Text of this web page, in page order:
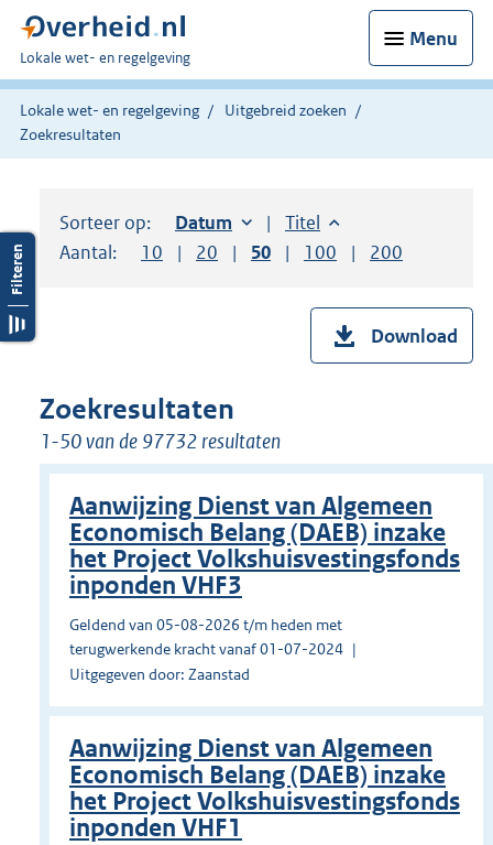
Menu
U
bent
hier:
Lokale wet- en regelgeving
Lokale wet- en regelgeving
Uitgebreid zoeken
Zoekresultaten
Sorteer op: Sorteer op:
Datum oplopendSorteer op:
Titel oplopend
Aantal:
Toon
10 resultaten per pagina
Toon
20 resultaten per pagina
Toon
50 resultaten per pagina
Toon
100 resultaten per
Toon
200
Download
Zoekresultaten
1-50 van de 97732 resultaten
Aanwijzing Dienst van Algemeen
Economisch Belang (DAEB) inzake
het Project Volkshuisvestingsfonds
inponden VHF3
Geldend van 05-08-2026 t/m heden met
terugwerkende kracht vanaf 01-07-2024
Uitgegeven door: Zaanstad
Aanwijzing Dienst van Algemeen
Economisch Belang (DAEB) inzake
het Project Volkshuisvestingsfonds
inponden VHF1